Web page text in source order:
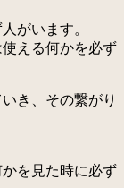
がいます。
える何かを必ず
き、その繋がり
を見た時に必ず